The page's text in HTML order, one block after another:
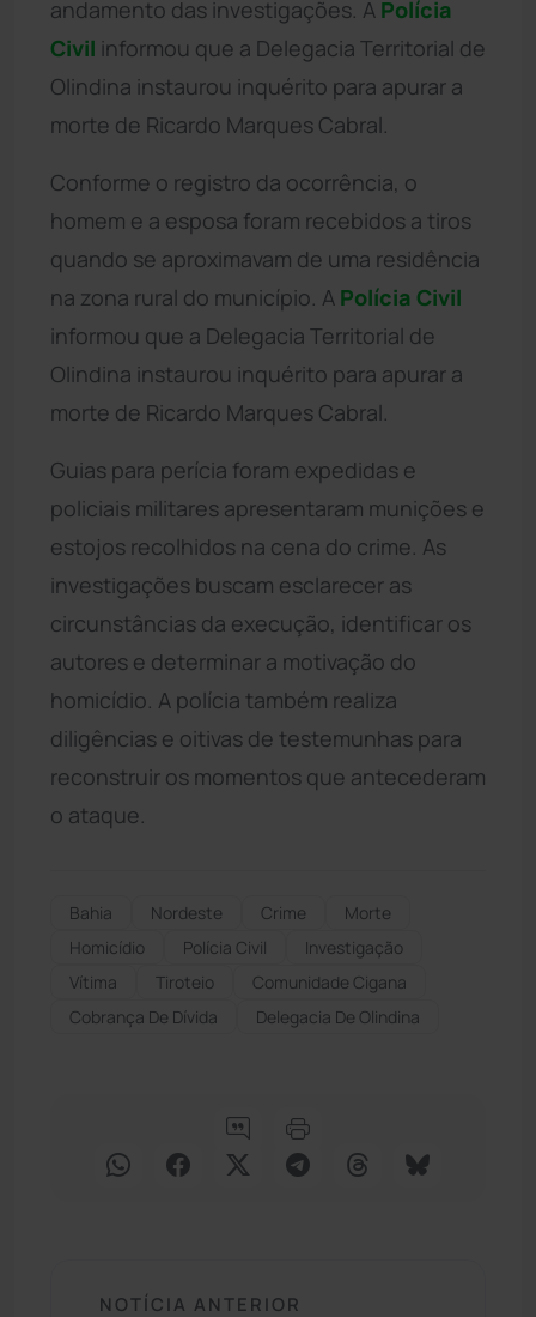
andamento das investigações. A Polícia
Civil informou que a Delegacia Territorial de
Olindina instaurou inquérito para apurar a
morte de Ricardo Marques Cabral.
Conforme o registro da ocorrência, o
homem e a esposa foram recebidos a tiros
quando se aproximavam de uma residência
na zona rural do município. A Polícia Civil
informou que a Delegacia Territorial de
Olindina instaurou inquérito para apurar a
morte de Ricardo Marques Cabral.
Guias para perícia foram expedidas e
policiais militares apresentaram munições e
estojos recolhidos na cena do crime. As
investigações buscam esclarecer as
circunstâncias da execução, identificar os
autores e determinar a motivação do
homicídio. A polícia também realiza
diligências e oitivas de testemunhas para
reconstruir os momentos que antecederam
o ataque.
Bahia Nordeste Crime
Morte
Homicídio
Polícia Civil
Investigação
Vítima
Tiroteio
Comunidade Cigana
Cobrança De Dívida
Delegacia De Olindina
NOTÍCIA ANTERIOR